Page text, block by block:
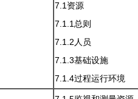
7.1资源
7.1.1总则
7.1.2人员
7.1.3基础设施
7.1.4过程运行环境